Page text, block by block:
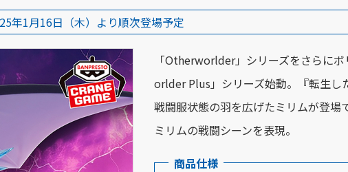
年1月16日（木）より順次登場予定
「Otherworlder」シリーズをさらに
orlder Plus」シリーズ始動。『転生し
戦闘服状態の羽を広げたミリムが登場
ミリムの戦闘シーンを表現。
商品仕様